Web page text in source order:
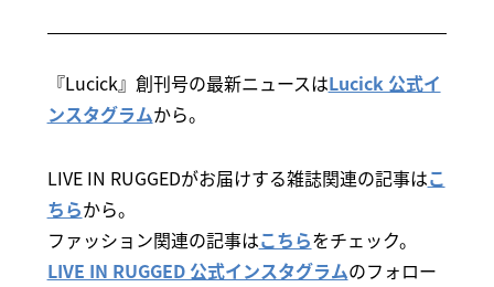
『Lucick』創刊号の最新ニュースはLucick 公式イ
ンスタグラムから。
LIVE IN RUGGEDがお届けする雑誌関連の記事はこ
ちらから。
ファッション関連の記事はこちらをチェック。
LIVE IN RUGGED 公式インスタグラムのフォロー